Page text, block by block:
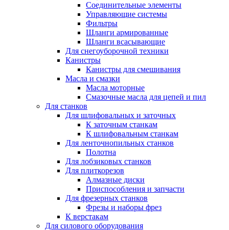
Соединительные элементы
Управляющие системы
Фильтры
Шланги армированные
Шланги всасывающие
Для снегоуборочной техники
Канистры
Канистры для смешивания
Масла и смазки
Масла моторные
Смазочные масла для цепей и пил
Для станков
Для шлифовальных и заточных
К заточным станкам
К шлифовальным станкам
Для ленточнопильных станков
Полотна
Для лобзиковых станков
Для плиткорезов
Алмазные диски
Приспособления и запчасти
Для фрезерных станков
Фрезы и наборы фрез
К верстакам
Для силового оборудования